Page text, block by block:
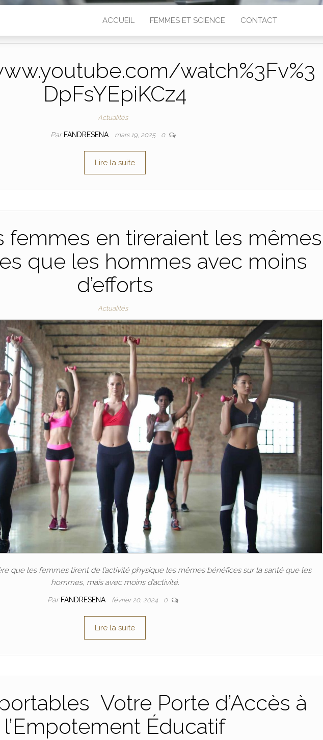
ACCUEIL FEMMES ET SCIENCE CONTACT
watch%3Fv%3
DpFsYEpiKCz4
Actualités
Par FANDRESENA mars 19, 2025 0
Lire la suite
femmes en tireraient les mêmes
que les hommes avec moins
d’efforts
Actualités
que les femmes tirent de l’activité physique les mêmes bénéfices sur la santé que les
hommes, mais avec moins d’activité.
Par FANDRESENA février 20, 2024 0
Lire la suite
Votre Porte d’Accès à
l’Empotement Éducatif